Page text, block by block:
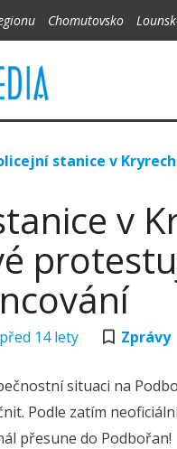
Chomutovsko
stanice v
v
před 14 lety Zprávy
situaci na
Podle zatím
přesune do Podbořan!